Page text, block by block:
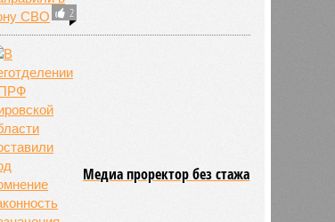
2
Медиа проректор без стажа